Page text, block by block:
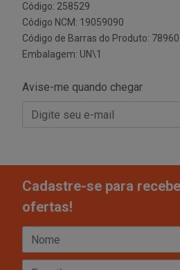
Código: 258529
Código NCM: 19059090
Código de Barras do Produto:
Embalagem: UN\1
Avise-me quando chegar
Cadastre-se para
ofertas!